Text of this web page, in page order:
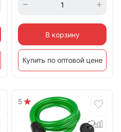
В корзину
Купить по оптовой цене
5